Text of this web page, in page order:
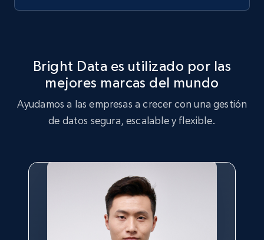
10.4K+ 1.2K+ Prueba gratuita
TikTok - Profiles
Like engagement rate, Bio link, Predicted lang,
963+ Prueba gratuita
Bright Data es utilizado por las
mejores marcas del mundo
Ayudamos a las empresas a crecer con una gestión
de datos segura, escalable y flexible.